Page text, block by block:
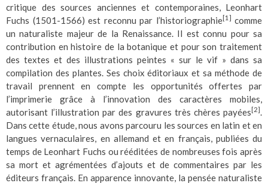
critique des sources anciennes et contemporaines, Leonhart
Fuchs (1501-1566) est reconnu par l’historiographie[1] comme
un naturaliste majeur de la Renaissance. Il est connu pour sa
contribution en histoire de la botanique et pour son traitement
des textes et des illustrations peintes « sur le vif » dans sa
compilation des plantes. Ses choix éditoriaux et sa méthode de
travail prennent en compte les opportunités offertes par
l’imprimerie grâce à l’innovation des caractères mobiles,
autorisant l’illustration par des gravures très chères payées [2].
Dans cette étude, nous avons parcouru les sources en latin et en
langues vernaculaires, en allemand et en français, publiées du
temps de Leonhart Fuchs ou rééditées de nombreuses fois après
sa mort et agrémentées d’ajouts et de commentaires par les
éditeurs français. En apparence innovante, la pensée naturaliste